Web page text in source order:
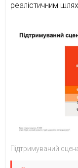
реалістичним
Підтримуваний